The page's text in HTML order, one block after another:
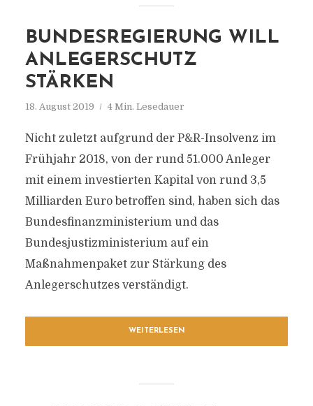
BUNDESREGIERUNG WILL
ANLEGERSCHUTZ
STÄRKEN
18. August 2019 4 Min. Lesedauer
Nicht zuletzt aufgrund der P&R-Insolvenz im
Frühjahr 2018, von der rund 51.000 Anleger
mit einem investierten Kapital von rund 3,5
Milliarden Euro betroffen sind, haben sich das
Bundesfinanzministerium und das
Bundesjustizministerium auf ein
Maßnahmenpaket zur Stärkung des
Anlegerschutzes verständigt.
WEITERLESEN